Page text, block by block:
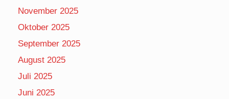
November 2025
Oktober 2025
September 2025
August 2025
Juli 2025
Juni 2025